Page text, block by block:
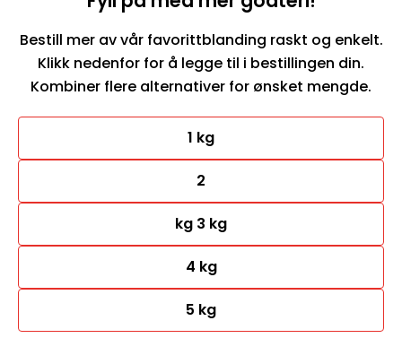
Bestill mer av vår favorittblanding raskt og enkelt.
Klikk nedenfor for å legge til i bestillingen din.
Kombiner flere alternativer for ønsket mengde.
1 kg
2
kg 3 kg
4 kg
5 kg